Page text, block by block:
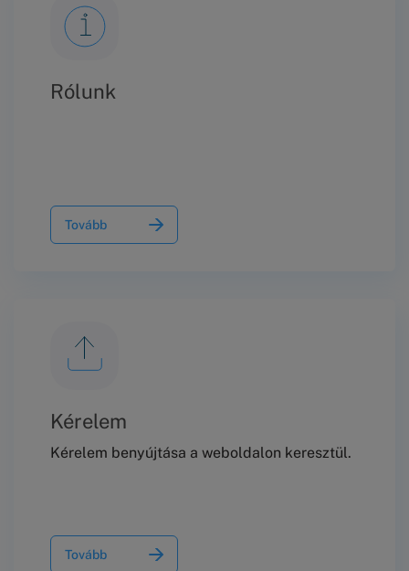
tartalmú – nyilatkozatot és a kitűzött
meghallgatáson nem jelent meg, ilyen
módon megakadályozva az egyezség
Rólunk
Tovább
Kérelem
Kérelem benyújtása a weboldalon keresztül.
Tovább